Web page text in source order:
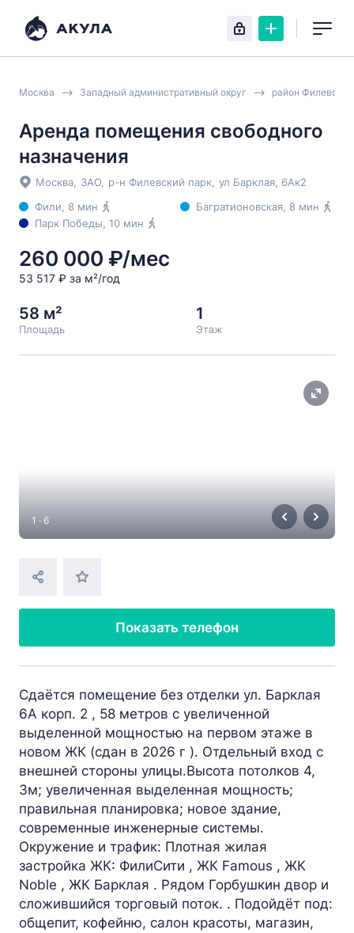
Москва Западный административный округ район
Аренда помещения свободного
назначения
Москва ЗАО р-н Филевский парк ул Барклая , 6Ак2
Фили , 8 мин Багратионовская , 8 мин
Парк Победы , 10 мин
260 000 ₽/мес
53 517 ₽ за м²/год
58 м²
Площадь
1
Этаж
1 · 6
Показать телефон
Сдаётся помещение без отделки ул. Барклая
6А корп. 2 , 58 метров с увеличенной
выделенной мощностью на первом этаже в
новом ЖК (сдан в 2026 г ). Отдельный вход с
внешней стороны улицы.Высота потолков 4,
3м; увеличенная выделенная мощность;
правильная планировка; новое здание,
современные инженерные системы.
Окружение и трафик: Плотная жилая
застройка ЖК: ФилиСити , ЖК Famous , ЖК
Noble , ЖК Барклая . Рядом Горбушкин двор и
сложившийся торговый поток. . Подойдёт под:
общепит, кофейню, салон красоты, магазин,